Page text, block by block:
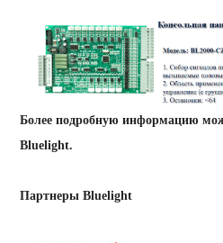
Более подробную информацию
Bluelight.
Партнеры Bluelight